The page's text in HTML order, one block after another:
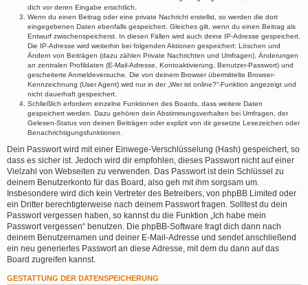
dich vor deren Eingabe ersichtlich.
Wenn du einen Beitrag oder eine private Nachricht erstellst, so werden die dort
eingegebenen Daten ebenfalls gespeichert. Gleiches gilt, wenn du einen Beitrag als
Entwurf zwischenspeicherst. In diesen Fällen wird auch deine IP-Adresse gespeichert.
Die IP-Adresse wird weiterhin bei folgenden Aktionen gespeichert: Löschen und
Ändern von Beiträgen (dazu zählen Private Nachrichten und Umfragen), Änderungen
an zentralen Profildaten (E-Mail-Adresse, Kontoaktivierung, Benutzer-Passwort) und
gescheiterte Anmeldeversuche. Die von deinem Browser übermittelte Browser-
Kennzeichnung (User Agent) wird nur in der „Wer ist online?“-Funktion angezeigt und
nicht dauerhaft gespeichert.
Schließlich erfordern einzelne Funktionen des Boards, dass weitere Daten
gespeichert werden. Dazu gehören dein Abstimmungsverhalten bei Umfragen, der
Gelesen-Status von deinen Beiträgen oder explizit von dir gesetzte Lesezeichen oder
Benachrichtigungsfunktionen.
Dein Passwort wird mit einer Einwege-Verschlüsselung (Hash) gespeichert, so
dass es sicher ist. Jedoch wird dir empfohlen, dieses Passwort nicht auf einer
Vielzahl von Webseiten zu verwenden. Das Passwort ist dein Schlüssel zu
deinem Benutzerkonto für das Board, also geh mit ihm sorgsam um.
Insbesondere wird dich kein Vertreter des Betreibers, von phpBB Limited oder
ein Dritter berechtigterweise nach deinem Passwort fragen. Solltest du dein
Passwort vergessen haben, so kannst du die Funktion „Ich habe mein
Passwort vergessen“ benutzen. Die phpBB-Software fragt dich dann nach
deinem Benutzernamen und deiner E-Mail-Adresse und sendet anschließend
ein neu generiertes Passwort an diese Adresse, mit dem du dann auf das
Board zugreifen kannst.
GESTATTUNG DER DATENSPEICHERUNG